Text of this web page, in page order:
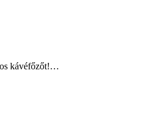
kávéfőzőt!…